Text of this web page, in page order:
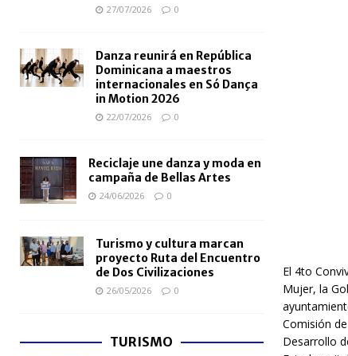
El 4to
Mujer, la
Comisión
Desarrollo
27/07/2026 0
Danza reunirá en República
Dominicana a maestros
internacionales en Só Dança
in Motion 2026
22/07/2026 0
Reciclaje une danza y moda en
campaña de Bellas Artes
24/06/2026 0
Turismo y cultura marcan
proyecto Ruta del Encuentro
de Dos Civilizaciones
26/05/2026 0
TURISMO